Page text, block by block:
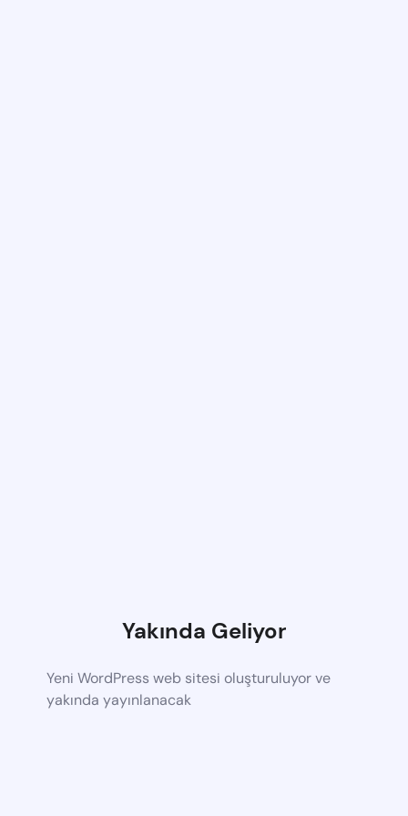
Yakında Geliyor
Yeni WordPress web sitesi oluşturuluyor ve
yakında yayınlanacak